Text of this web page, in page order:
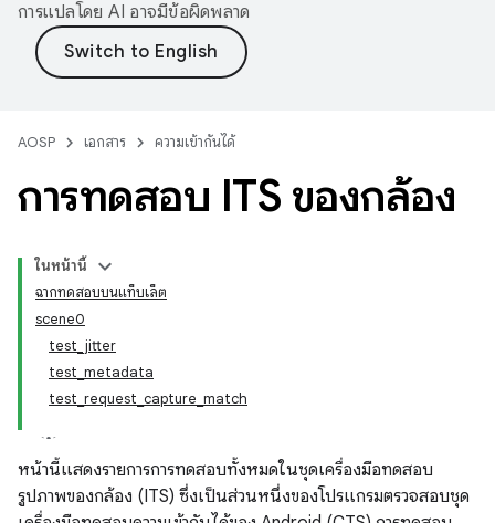
การแปลโดย AI อาจมีข้อผิดพลาด
AOSP เอกสาร ความเข้ากันได้
การทดสอบ ITS ของกล้อง
ในหน้านี้
ฉากทดสอบบนแท็บเล็ต
scene0
test_jitter
test_metadata
test_request_capture_match
หน้านี้แสดงรายการการทดสอบทั้งหมดในชุดเครื่องมือทดสอบ
รูปภาพของกล้อง (ITS) ซึ่งเป็นส่วนหนึ่งของโปรแกรมตรวจสอบชุด